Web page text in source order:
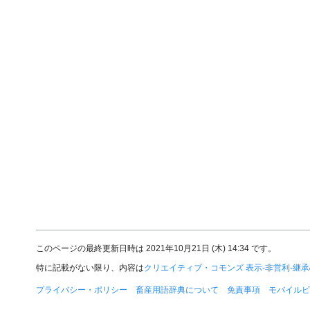
このページの最終更新日時は 2021年10月21日 (木) 14:34 です。
特に記載がない限り、内容はクリエイティブ・コモンズ 表示-非営利-継承
プライバシー・ポリシー 畜産用語辞典について 免責事項 モバイル